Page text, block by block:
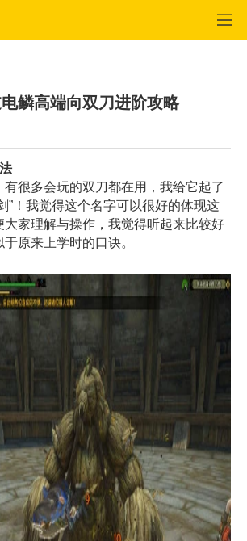
鳞高端向双刀进阶攻略
很多会玩的双刀都在用，我给它起了
”！我觉得这个名字可以很好的体现这
大家理解与操作，我觉得听起来比较好
原来上学时的口诀。